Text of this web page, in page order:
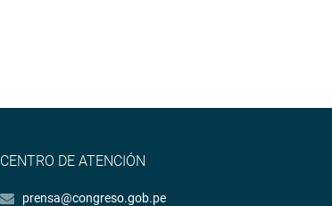
CENTRO DE ATENCIÓN
prensa@congreso.gob.pe